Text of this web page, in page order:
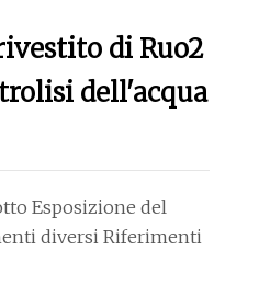
di Ruo2
dell'acqua
Esposizione del
diversi Riferimenti